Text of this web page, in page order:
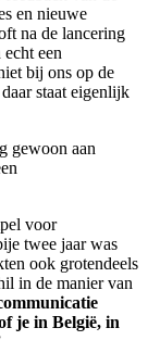
en nieuwe
na de lancering
een
bij ons op de
staat eigenlijk
gewoon aan
voor
twee jaar was
ook grotendeels
in de manier van
je in België, in